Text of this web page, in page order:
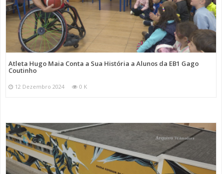
Atleta Hugo Maia Conta a Sua História a Alunos da EB1 Gago
Coutinho
12 Dezembro 2024 0 K